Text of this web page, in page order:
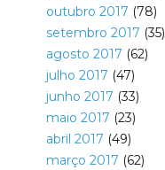
outubro 2017 (78)
setembro 2017 (35)
agosto 2017 (62)
julho 2017 (47)
junho 2017 (33)
maio 2017 (23)
abril 2017 (49)
março 2017 (62)